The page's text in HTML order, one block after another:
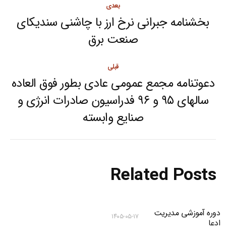
navigation
قبلی
Previous
post:
دعوتنامه مجمع عمومی عادی بطور فوق العاده
سالهای ۹۵ و ۹۶ فدراسیون صادرات انرژی و
صنایع وابسته
بعدی
Next
post:
بخشنامه جبرانی نرخ ارز با چاشنی سندیکای
صنعت برق
Related Posts
دوره آموزشی مدیریت
ادعا
۱۴۰۵-۰۵-۱۷